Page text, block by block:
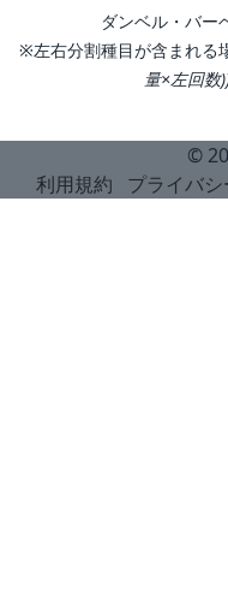
ダンベル・バー
※左右分割種目が含まれる
量×左回数
©
利用規約
プライバシ